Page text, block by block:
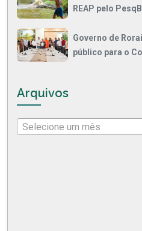
REAP pelo
Governo de
público para o
Arquivos
Selecione um mês